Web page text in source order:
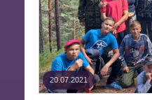
20.07.2021